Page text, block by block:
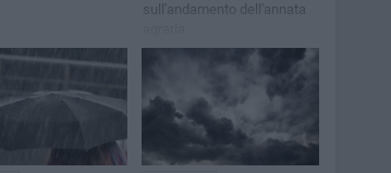
sull'andamento dell'annata